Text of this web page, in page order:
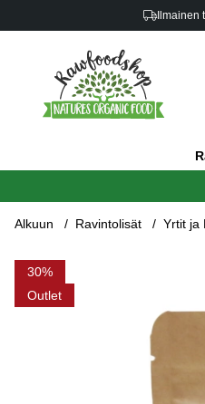
Ilmainen
Alkuun Ravintolisät Yrtit ja
30
Outlet
Tuotekuvat Reishi-sienijauhe